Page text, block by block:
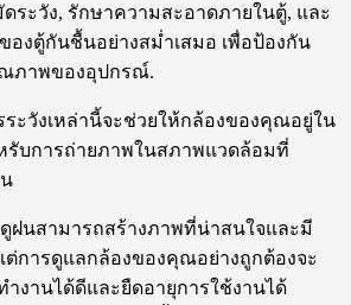
ดระวัง, รักษาความสะอาดภายในตู้, และ
องตู้กันชื้นอย่างสม่ำเสมอ เพื่อป้องกัน
ภาพของอุปกรณ์.
ะวังเหล่านี้จะช่วยให้กล้องของคุณอยู่ใน
บการถ่ายภาพในสภาพแวดล้อมที่
ฝนสามารถสร้างภาพที่น่าสนใจและมี
ต่การดูแลกล้องของคุณอย่างถูกต้องจะ
งานได้ดีและยืดอายุการใช้งานได้